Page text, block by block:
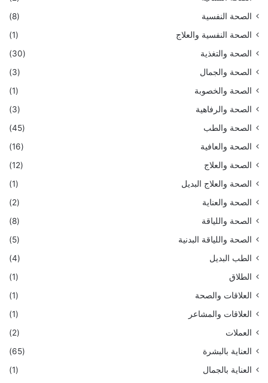
الصحة النفسية
(8)
الصحة النفسية والعلاج
(1)
الصحة والتغذية
(30)
الصحة والجمال
(3)
الصحة والخصوبة
(1)
الصحة والرفاهية
(3)
الصحة والطب
(45)
الصحة والعافية
(16)
الصحة والعلاج
(12)
الصحة والعلاج البديل
(1)
الصحة والعناية
(2)
الصحة واللياقة
(8)
الصحة واللياقة البدنية
(5)
الطب البديل
(4)
الطلاق
(1)
العلاقات والصحة
(1)
العلاقات والمشاعر
(1)
العملات
(2)
العناية بالبشرة
(65)
العناية بالجمال
(1)